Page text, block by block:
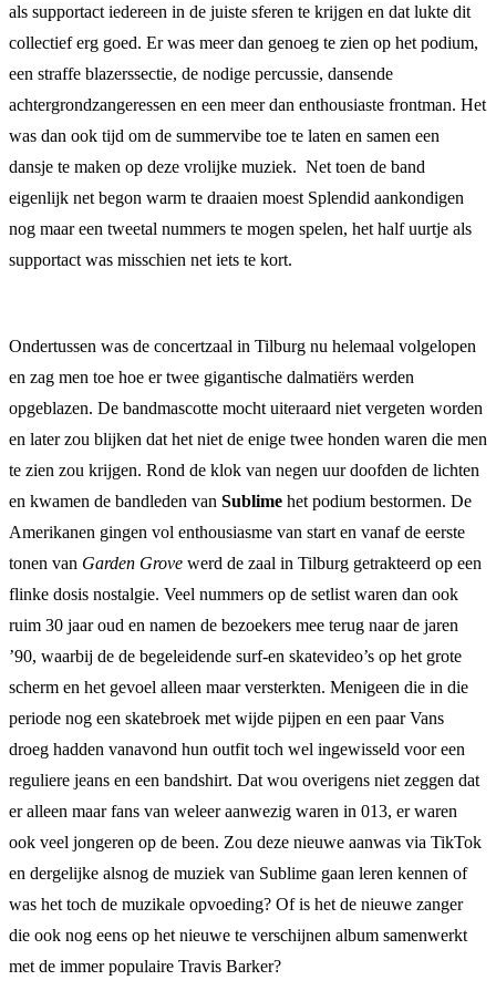
als supportact iedereen in de juiste sferen te krijgen en dat lukte dit
collectief erg goed. Er was meer dan genoeg te zien op het podium,
een straffe blazerssectie, de nodige percussie, dansende
achtergrondzangeressen en een meer dan enthousiaste frontman. Het
was dan ook tijd om de summervibe toe te laten en samen een
dansje te maken op deze vrolijke muziek. Net toen de band
eigenlijk net begon warm te draaien moest Splendid aankondigen
nog maar een tweetal nummers te mogen spelen, het half uurtje als
supportact was misschien net iets te kort.
Ondertussen was de concertzaal in Tilburg nu helemaal volgelopen
en zag men toe hoe er twee gigantische dalmatiërs werden
opgeblazen. De bandmascotte mocht uiteraard niet vergeten worden
en later zou blijken dat het niet de enige twee honden waren die men
te zien zou krijgen. Rond de klok van negen uur doofden de lichten
en kwamen de bandleden van Sublime het podium bestormen. De
Amerikanen gingen vol enthousiasme van start en vanaf de eerste
tonen van Garden Grove werd de zaal in Tilburg getrakteerd op een
flinke dosis nostalgie. Veel nummers op de setlist waren dan ook
ruim 30 jaar oud en namen de bezoekers mee terug naar de jaren
’90, waarbij de de begeleidende surf-en skatevideo’s op het grote
scherm en het gevoel alleen maar versterkten. Menigeen die in die
periode nog een skatebroek met wijde pijpen en een paar Vans
droeg hadden vanavond hun outfit toch wel ingewisseld voor een
reguliere jeans en een bandshirt. Dat wou overigens niet zeggen dat
er alleen maar fans van weleer aanwezig waren in 013, er waren
ook veel jongeren op de been. Zou deze nieuwe aanwas via TikTok
en dergelijke alsnog de muziek van Sublime gaan leren kennen of
was het toch de muzikale opvoeding? Of is het de nieuwe zanger
die ook nog eens op het nieuwe te verschijnen album samenwerkt
met de immer populaire Travis Barker?